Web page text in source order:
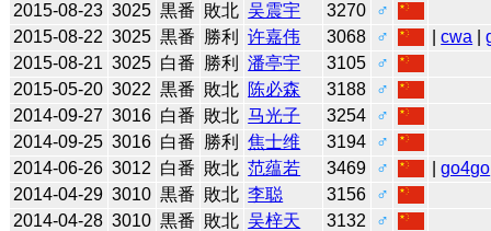
2015-08-23 3025 黒番 敗北 吴震宇 3270
♂
2015-08-22 3025 黒番 勝利 许嘉伟 3068 ♂ |cwa |
2015-08-21 3025 白番 勝利 潘亭宇 3105
♂
2015-05-20 3022 黒番 敗北 陈必森 3188
♂
2014-09-27 3016 白番 敗北 马光子 3254
♂
2014-09-25 3016 白番 勝利 焦士维 3194
♂
2014-06-26 3012 白番 敗北 范蕴若 3469 ♂ |go4go
2014-04-29 3010 黒番 敗北 李聪 3156
♂
2014-04-28 3010 黒番 敗北 吴梓天 3132
♂